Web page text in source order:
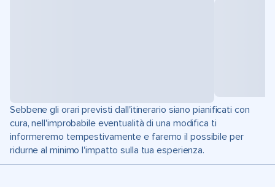
Sebbene gli orari previsti dall'itinerario siano pianificati con
cura, nell'improbabile eventualità di una modifica ti
informeremo tempestivamente e faremo il possibile per
ridurne al minimo l'impatto sulla tua esperienza.